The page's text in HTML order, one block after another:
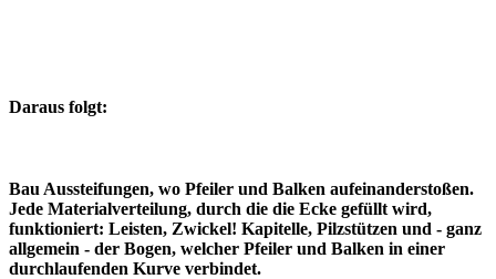
Daraus folgt:
Bau Aussteifungen, wo Pfeiler und Balken aufeinanderstoßen.
Jede Materialverteilung, durch die die Ecke gefüllt wird,
funktioniert: Leisten, Zwickel! Kapitelle, Pilzstützen und - ganz
allgemein - der Bogen, welcher Pfeiler und Balken in einer
durchlaufenden Kurve verbindet.